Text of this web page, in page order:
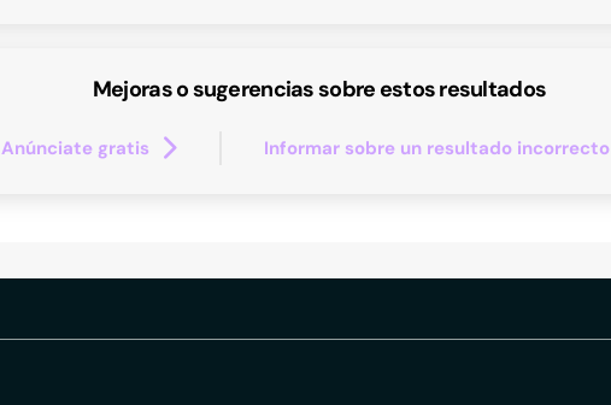
Mejoras o sugerencias sobre estos resultados
Anúnciate gratis Informar sobre un resultado incorrecto